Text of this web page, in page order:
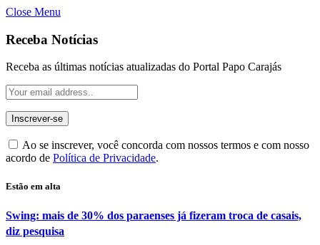
Close Menu
Receba Notícias
Receba as últimas notícias atualizadas do Portal Papo Carajás
Ao se inscrever, você concorda com nossos termos e com nosso
acordo de Política de Privacidade.
Estão em alta
Swing: mais de 30% dos paraenses já fizeram troca de casais,
diz pesquisa